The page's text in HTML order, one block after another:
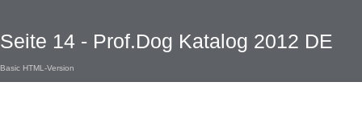
Seite 14 - Prof.Dog Katalog 2012 DE
Basic HTML-Version